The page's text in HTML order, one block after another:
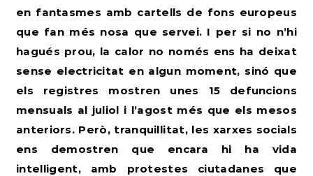
en fantasmes amb cartells de fons europeus
que fan més nosa que servei. I per si no n’hi
hagués prou, la calor no només ens ha deixat
sense electricitat en algun moment, sinó que
els registres mostren unes 15 defuncions
mensuals al juliol i l’agost més que els mesos
anteriors. Però, tranquil·litat, les xarxes socials
ens demostren que encara hi ha vida
intel·ligent, amb protestes ciutadanes que